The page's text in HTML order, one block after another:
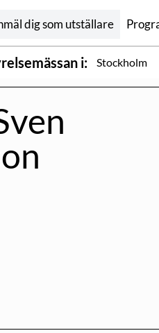
dig som utställare
i: Stockholm